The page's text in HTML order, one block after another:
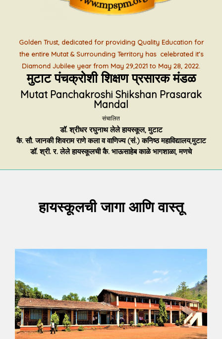
Golden Trust, dedicated for providing Quality Education for
the entire Mutat & Surrounding Territory has celebrated it’s
Diamond Jubilee year from May 29,2021 to May 28, 2022.
मुटाट पंचक्रोशी शिक्षण प्रसारक मंडळ
Mutat Panchakroshi Shikshan Prasarak
Mandal
संचालित
डॉ. श्रीधर रघुनाथ लेले हायस्कूल, मुटाट
कै. सौ. जानकी शिवराम राणे कला व वाणिज्य (सं.) कनिष्ठ महाविद्यालय,मुटाट
डॉ. श्री. र. लेले हायस्कूलची कै. भाऊसाहेब काळे भागशाळा, मणचे
हायस्कूलची जागा आणि वास्तू